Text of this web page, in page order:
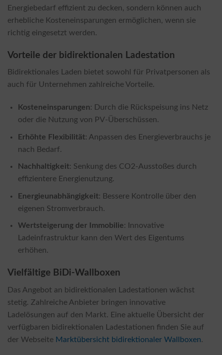
Energiebedarf effizient zu decken, sondern können auch
erhebliche Kosteneinsparungen ermöglichen, wenn sie
richtig eingesetzt werden.
Vorteile der bidirektionalen Ladestation
Bidirektionales Laden bietet sowohl für Privatpersonen als
auch für Unternehmen zahlreiche Vorteile.
Kosteneinsparungen: Durch die Rückspeisung ins Netz
oder die Nutzung von PV-Überschüssen.
Erhöhte Flexibilität: Anpassen des Energieverbrauchs je
nach Bedarf.
Nachhaltigkeit: Senkung des CO2-Ausstoßes durch
effizientere Energienutzung.
Energieunabhängigkeit: Bessere Kontrolle über den
eigenen Stromverbrauch.
Wertsteigerung der Immobilie: Innovative
Ladeinfrastruktur kann den Wert des Eigentums
erhöhen.
Vielfältige BiDi-Wallboxen
Das Angebot an bidirektionalen Ladestationen wächst
stetig. Zahlreiche Anbieter bringen innovative
Ladelösungen auf den Markt. Eine aktuelle Übersicht der
verfügbaren bidirektionalen Ladestationen finden Sie auf
der Webseite Marktübersicht bidirektionaler Wallboxen.